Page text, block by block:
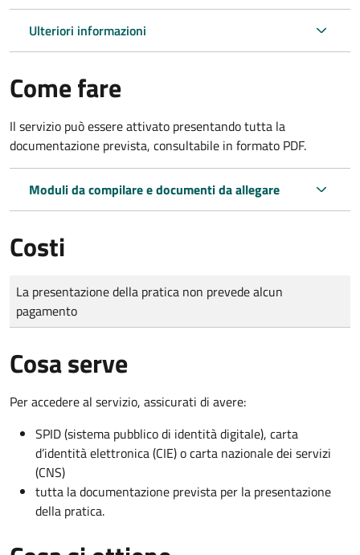
Ulteriori informazioni
Come fare
Il servizio può essere attivato presentando tutta la
documentazione prevista, consultabile in formato PDF.
Moduli da compilare e documenti da allegare
Costi
Tipo di pagamento
Importo
La presentazione della pratica non prevede alcun
pagamento
Cosa serve
Per accedere al servizio, assicurati di avere:
SPID (sistema pubblico di identità digitale), carta
d’identità elettronica (CIE) o carta nazionale dei servizi
(CNS)
tutta la documentazione prevista per la presentazione
della pratica.